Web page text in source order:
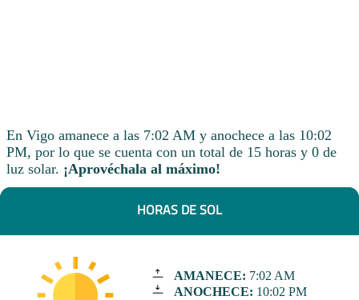
En Vigo amanece a las 7:02 AM y anochece a las 10:02
PM, por lo que se cuenta con un total de 15 horas y 0 de
luz solar. ¡Aprovéchala al máximo!
HORAS DE SOL
AMANECE: 7:02 AM
ANOCHECE: 10:02 PM